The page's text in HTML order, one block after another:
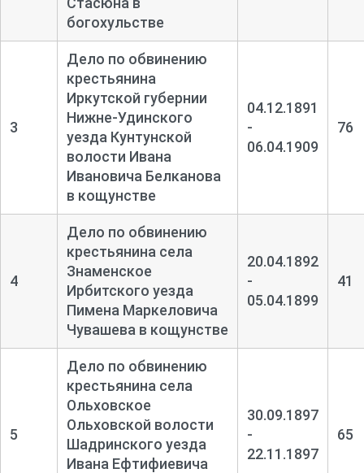
богохульстве
3
Дело по обвинению
крестьянина
Иркутской губернии
Нижне-Удинского
уезда Кунтунской
волости Ивана
Ивановича Белканова
в кощунстве
04.12.1891
-
06.04.1909
76
4
Дело по обвинению
крестьянина села
Знаменское
Ирбитского уезда
Пимена Маркеловича
Чувашева в кощунстве
20.04.1892
-
05.04.1899
41
5
Дело по обвинению
крестьянина села
Ольховское
Ольховской волости
Шадринского уезда
Ивана Ефтифиевича
30.09.1897
-
22.11.1897
65